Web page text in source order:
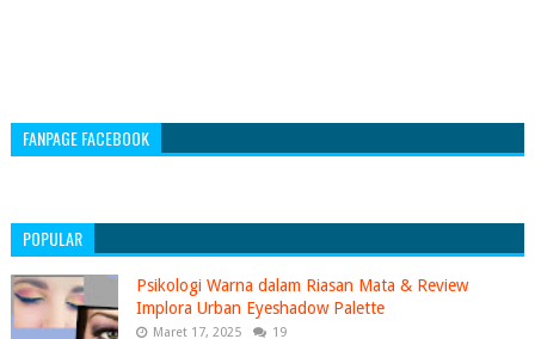
FANPAGE FACEBOOK
POPULAR
Psikologi Warna dalam Riasan Mata & Review
Implora Urban Eyeshadow Palette
Maret 17, 2025 19